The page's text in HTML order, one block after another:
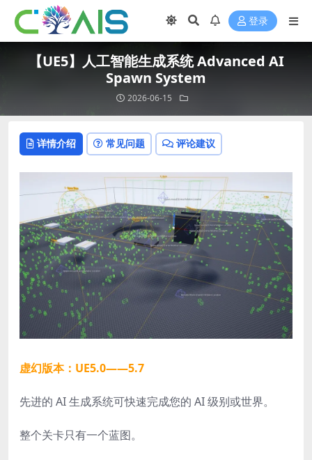
登录
【UE5】人工智能生成系统 Advanced AI
Spawn System
2026-06-15
详情介绍 常见问题 评论建议
虚幻版本：UE5.0——5.7
先进的 AI 生成系统可快速完成您的 AI 级别或世界。
整个关卡只有一个蓝图。